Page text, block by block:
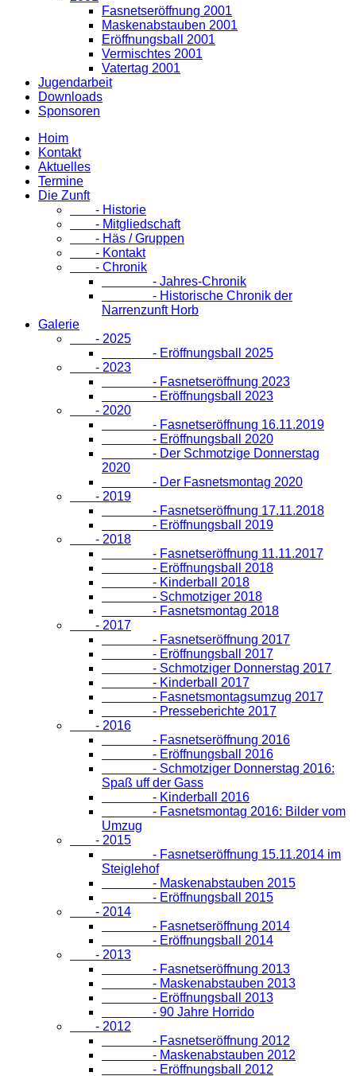
Fasnetseröffnung 2001
Maskenabstauben 2001
Eröffnungsball 2001
Vermischtes 2001
Vatertag 2001
Jugendarbeit
Downloads
Sponsoren
Hoim
Kontakt
Aktuelles
Termine
Die Zunft
- Historie
- Mitgliedschaft
- Häs / Gruppen
- Kontakt
- Chronik
- Jahres-Chronik
- Historische Chronik der
Narrenzunft Horb
Galerie
- 2025
- Eröffnungsball 2025
- 2023
- Fasnetseröffnung 2023
- Eröffnungsball 2023
- 2020
- Fasnetseröffnung 16.11.2019
- Eröffnungsball 2020
- Der Schmotzige Donnerstag
2020
- Der Fasnetsmontag 2020
- 2019
- Fasnetseröffnung 17.11.2018
- Eröffnungsball 2019
- 2018
- Fasnetseröffnung 11.11.2017
- Eröffnungsball 2018
- Kinderball 2018
- Schmotziger 2018
- Fasnetsmontag 2018
- 2017
- Fasnetseröffnung 2017
- Eröffnungsball 2017
- Schmotziger Donnerstag 2017
- Kinderball 2017
- Fasnetsmontagsumzug 2017
- Presseberichte 2017
- 2016
- Fasnetseröffnung 2016
- Eröffnungsball 2016
- Schmotziger Donnerstag 2016:
Spaß uff der Gass
- Kinderball 2016
- Fasnetsmontag 2016: Bilder vom
Umzug
- 2015
- Fasnetseröffnung 15.11.2014 im
Steiglehof
- Maskenabstauben 2015
- Eröffnungsball 2015
- 2014
- Fasnetseröffnung 2014
- Eröffnungsball 2014
- 2013
- Fasnetseröffnung 2013
- Maskenabstauben 2013
- Eröffnungsball 2013
- 90 Jahre Horrido
- 2012
- Fasnetseröffnung 2012
- Maskenabstauben 2012
- Eröffnungsball 2012